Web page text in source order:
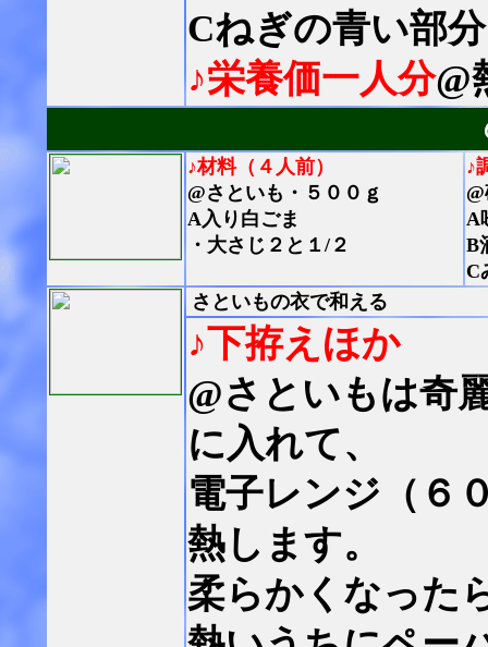
Cねぎの青い部
♪栄養価一人分@
♪材料（４人前）
@さといも・５００ｇ
A入り白ごま
・大さじ２と１/２
♪
A
B
C
さといもの衣で和える
♪下拵えほか
@さといもは奇
に入れて、
電子レンジ（６
熱します。
柔らかくなった